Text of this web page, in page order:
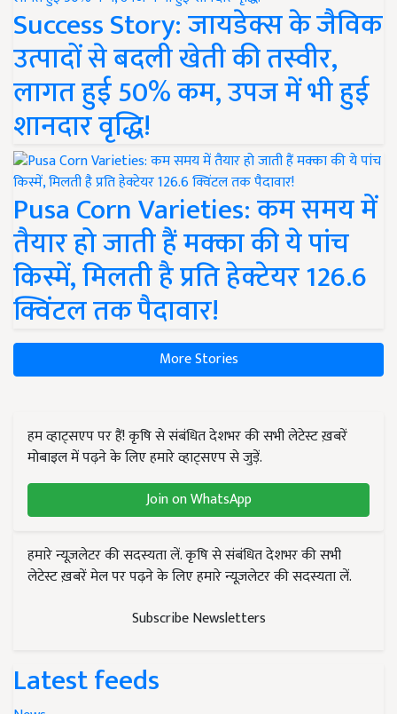
Success Story: जायडेक्स के जैविक
उत्पादों से बदली खेती की तस्वीर,
लागत हुई 50% कम, उपज में भी हुई
शानदार वृद्धि!
Pusa Corn Varieties: कम समय में
तैयार हो जाती हैं मक्का की ये पांच
किस्में, मिलती है प्रति हेक्टेयर 126.6
क्विंटल तक पैदावार!
More Stories
हम व्हाट्सएप पर हैं! कृषि से संबंधित देशभर की सभी लेटेस्ट ख़बरें
मोबाइल में पढ़ने के लिए हमारे व्हाट्सएप से जुड़ें.
Join on WhatsApp
हमारे न्यूज़लेटर की सदस्यता लें. कृषि से संबंधित देशभर की सभी
लेटेस्ट ख़बरें मेल पर पढ़ने के लिए हमारे न्यूज़लेटर की सदस्यता लें.
Subscribe Newsletters
Latest feeds